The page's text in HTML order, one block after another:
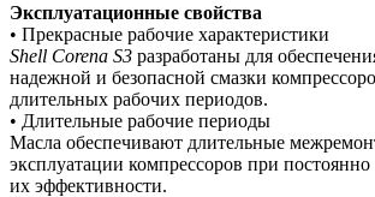
Эксплуатационные свойства
• Прекрасные рабочие характеристики
Shell Corena S3 разработаны для
надежной и безопасной смазки
длительных рабочих периодов.
• Длительные рабочие периоды
Масла обеспечивают длительные
эксплуатации компрессоров при
их эффективности.